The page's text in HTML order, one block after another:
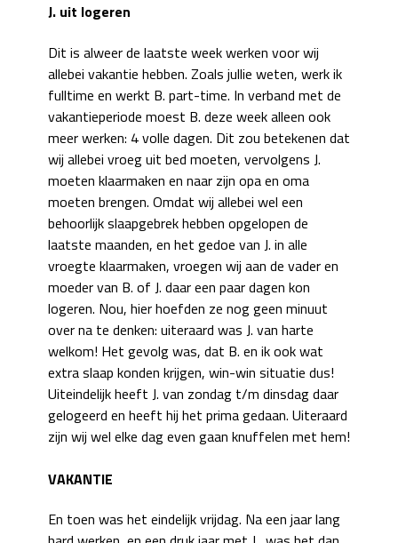
J. uit logeren
Dit is alweer de laatste week werken voor wij
allebei vakantie hebben. Zoals jullie weten, werk ik
fulltime en werkt B. part-time. In verband met de
vakantieperiode moest B. deze week alleen ook
meer werken: 4 volle dagen. Dit zou betekenen dat
wij allebei vroeg uit bed moeten, vervolgens J.
moeten klaarmaken en naar zijn opa en oma
moeten brengen. Omdat wij allebei wel een
behoorlijk slaapgebrek hebben opgelopen de
laatste maanden, en het gedoe van J. in alle
vroegte klaarmaken, vroegen wij aan de vader en
moeder van B. of J. daar een paar dagen kon
logeren. Nou, hier hoefden ze nog geen minuut
over na te denken: uiteraard was J. van harte
welkom! Het gevolg was, dat B. en ik ook wat
extra slaap konden krijgen, win-win situatie dus!
Uiteindelijk heeft J. van zondag t/m dinsdag daar
gelogeerd en heeft hij het prima gedaan. Uiteraard
zijn wij wel elke dag even gaan knuffelen met hem!
VAKANTIE
En toen was het eindelijk vrijdag. Na een jaar lang